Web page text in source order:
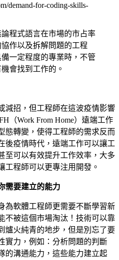
demand-for-coding-skills-
程式語言在市場的市占率
作以及拆解問題的工程
一定程度的專業時，不管
會找到工作的。
減招，但工程師在這波疫情影響
（Work From Home）遠端工作
態轉變，使得工程師的需求反而
後疫情時代，遠端工作可以讓工
至可以有效提升工作效率，大多
工程師可以更專注用開發。
需要建立的能力
為軟體工程師更需要不斷學習新
不被這個市場淘汰！技術可以靠
爐火純青的地步，但是別忘了要
實力，例如：分析問題的判斷
的溝通能力，這些能力建立起